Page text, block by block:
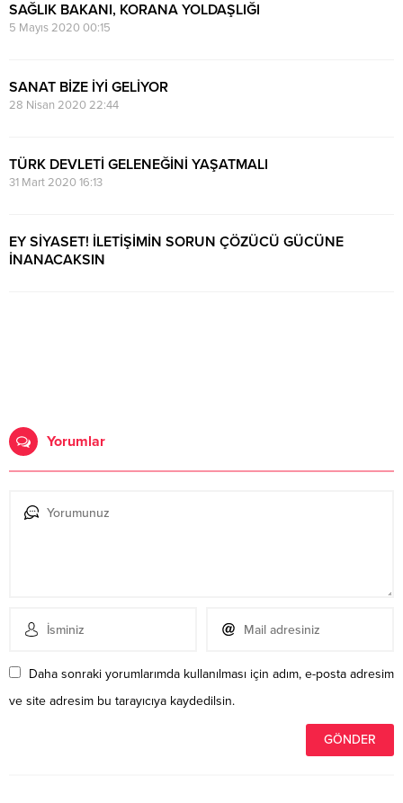
SAĞLIK BAKANI, KORANA YOLDAŞLIĞI
5 Mayıs 2020 00:15
SANAT BİZE İYİ GELİYOR
28 Nisan 2020 22:44
TÜRK DEVLETİ GELENEĞİNİ YAŞATMALI
31 Mart 2020 16:13
EY SİYASET! İLETİŞİMİN SORUN ÇÖZÜCÜ GÜCÜNE
İNANACAKSIN
Yorumlar
Daha sonraki yorumlarımda kullanılması için adım, e-posta adresim
ve site adresim bu tarayıcıya kaydedilsin.